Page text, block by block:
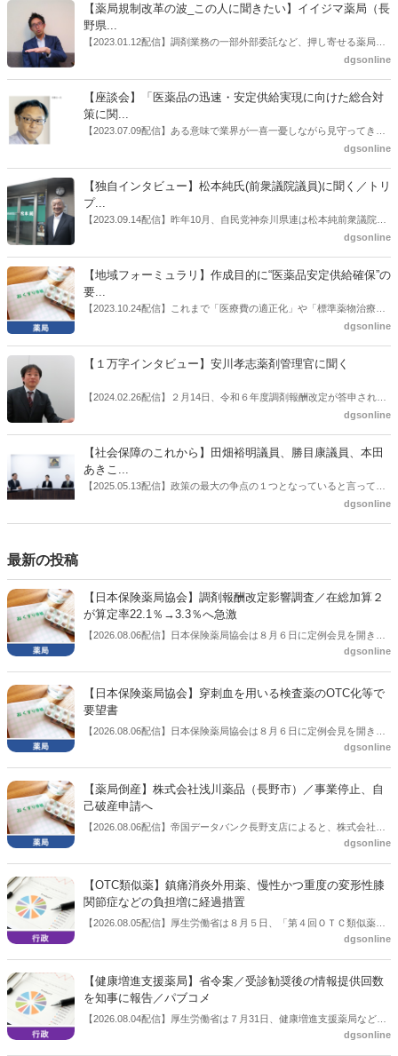
【薬局規制改革の波_この人に聞きたい】イイジマ薬局（長
野県...
【2023.01.12配信】調剤業務の一部外部委託など、押し寄せる薬局業
界への規制改革の波。この規制改革の波を薬局業界はどう受け止めた
はないだろうか。本紙ではこうした問題について、厚労省「薬局薬剤
師の業務及び薬局の機能に関するワーキンググループ」に参考人とし
ても出席していたイイジマ薬局（長野県上田市）開設者である飯島裕
dgsonline
【座談会】「医薬品の迅速・安定供給実現に向けた総合対
策に関...
【2023.07.09配信】ある意味で業界が一喜一憂しながら見守ってきた
厚労省「医薬品の迅速・安定供給実現に向けた総合対策に関する有識
書がとりまとめられた。ドラビズon-lineでは検討会を総括する目的で
厚労省医政局医薬産業振興・医療情報企画課長（医薬産業振興・医療
情報企画課セルフケア・セルフメディケーション推進室長併任）安藤
公一氏や青山学院大学名誉教授の三村優美子氏、 日本保険薬局協会医
dgsonline
【独自インタビュー】松本純氏(前衆議院議員)に聞く／トリ
プ...
【2023.09.14配信】昨年10月、自民党神奈川県連は松本純前衆議院議
員を「自民党神奈川1区」（横浜市中区・磯子区・金沢区）の支部長
候補の前提となるもの。薬剤師に関わる政策に広く・深く関わってき
た同氏の復活に向けた薬剤師業界の期待には熱いものがある。不透明
感の払拭できない医療・介護・障害者サービスのトリプル改定等へ
の、薬剤師業界の強い危機感の裏返しといってもいいだろう。本稿で
dgsonline
【地域フォーミュラリ】作成目的に“医薬品安定供給確保”の
要...
【2023.10.24配信】これまで「医療費の適正化」や「標準薬物治療の
推進」などが目的とされることが多かった地域フォーミュラリの作
た。医薬品の安定供給確保だ。10月22日に開かれた「日本フォーミュ
飯田市）は、会員薬局から安定供給確保への強い要望があったことを
受け、安定供給確保が見込めるPPI３成分について銘柄を含めて選定
dgsonline
【１万字インタビュー】安川孝志薬剤管理官に聞く
【2024.02.26配信】２月14日、令和６年度調剤報酬改定が答申され
た。本紙では、厚生労働省保険局医療課・薬剤管理官の安川孝志氏
dgsonline
【社会保障のこれから】田畑裕明議員、勝目康議員、本田
あきこ...
【2025.05.13配信】政策の最大の争点の１つとなっていると言っても
よいのが社会保障のこれからのあり方だ。特に与党では、政府関係者
dgsonline
最新の投稿
【日本保険薬局協会】調剤報酬改定影響調査／在総加算２
が算定率22.1％→3.3％へ急激
【2026.08.06配信】日本保険薬局協会は８月６日に定例会見を開き、
「令和８年度調剤報酬改定に係る保険薬局への影響」の調査結果を公
3.3％へ大きく低下した。
dgsonline
【日本保険薬局協会】穿刺血を用いる検査薬のOTC化等で
要望書
【2026.08.06配信】日本保険薬局協会は８月６日に定例会見を開き、
「穿刺血を用いる検査薬のOTC化等に関する要望書」を厚生労働省 医
dgsonline
【薬局倒産】株式会社浅川薬品（長野市）／事業停止、自
己破産申請へ
【2026.08.06配信】帝国データバンク長野支店によると、株式会社浅
川薬品（長野市）は7月31日に事業を停止し、自己破産申請の準備に
dgsonline
【OTC類似薬】鎮痛消炎外用薬、慢性かつ重度の変形性膝
関節症などの負担増に経過措置
【2026.08.05配信】厚生労働省は８月５日、「第４回ＯＴＣ類似薬の
保険給付の見直しの実施に向けた技術的検討会」を開催。「中間とり
会等に報告し、令和８年秋頃を目途に結論を得る予定。
dgsonline
【健康増進支援薬局】省令案／受診勧奨後の情報提供回数
を知事に報告／パブコメ
【2026.08.04配信】厚生労働省は７月31日、健康増進支援薬局などに
関する省令案を示し、パブコメを開始した。受診勧奨を行った後に、
dgsonline